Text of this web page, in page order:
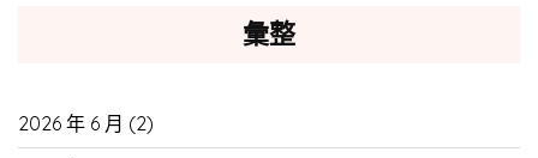
彙整
2026 年 6 月 (2)